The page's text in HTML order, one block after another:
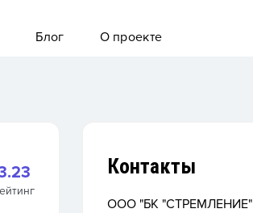
Блог О проекте
Контакты
ООО "БК "СТРЕМЛЕНИЕ"